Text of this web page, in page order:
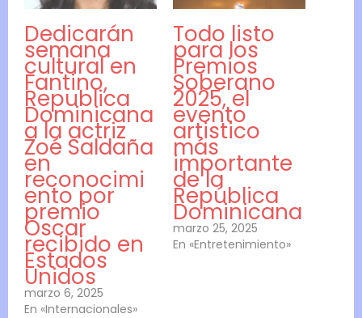
Dedicarán
semana
cultural en
Fantino,
Republica
Dominicana
a la actriz
Zoé Saldaña
en
reconocimi
ento por
premio
Oscar
recibido en
Estados
Unidos
marzo 6, 2025
En «Internacionales»
Todo listo
para los
Premios
Soberano
2025, el
evento
artistico
más
importante
de la
República
Dominicana
marzo 25, 2025
En «Entretenimiento»